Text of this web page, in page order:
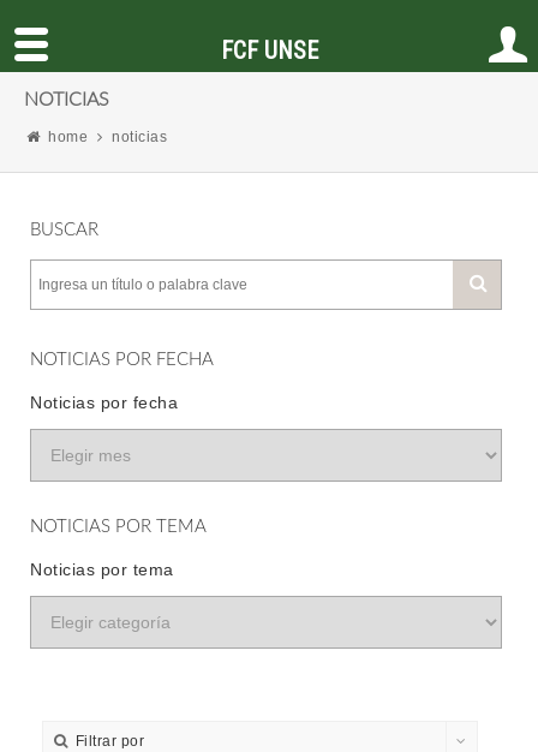
NOTICIAS
home noticias
BUSCAR
NOTICIAS POR FECHA
Noticias por fecha
NOTICIAS POR TEMA
Noticias por tema
Filtrar por
FCF UNSE